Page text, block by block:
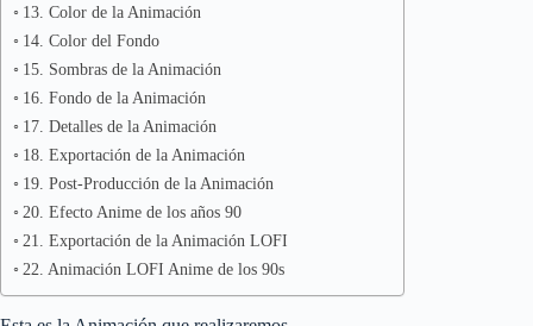
13. Color de la Animación
14. Color del Fondo
15. Sombras de la Animación
16. Fondo de la Animación
17. Detalles de la Animación
18. Exportación de la Animación
19. Post-Producción de la Animación
20. Efecto Anime de los años 90
21. Exportación de la Animación LOFI
22. Animación LOFI Anime de los 90s